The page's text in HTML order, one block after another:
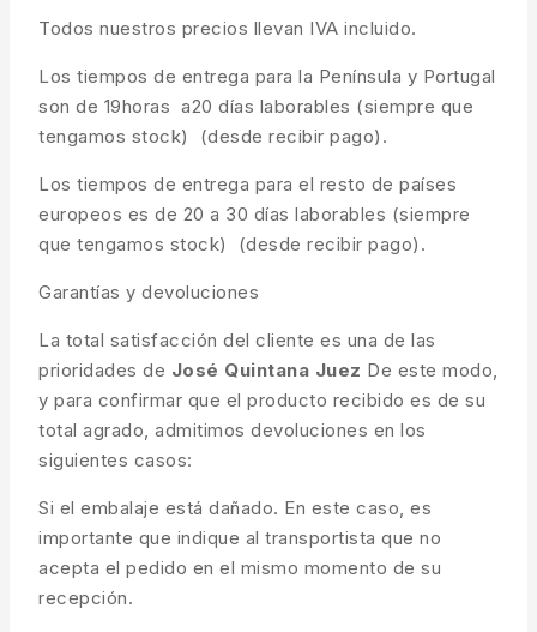
Todos nuestros precios llevan IVA incluido.
Los tiempos de entrega para la Península y Portugal
son de 19horas a20 días laborables (siempre que
tengamos stock) (desde recibir pago).
Los tiempos de entrega para el resto de países
europeos es de 20 a 30 días laborables (siempre
que tengamos stock) (desde recibir pago).
Garantías y devoluciones
La total satisfacción del cliente es una de las
prioridades de José Quintana Juez De este modo,
y para confirmar que el producto recibido es de su
total agrado, admitimos devoluciones en los
siguientes casos:
Si el embalaje está dañado. En este caso, es
importante que indique al transportista que no
acepta el pedido en el mismo momento de su
recepción.